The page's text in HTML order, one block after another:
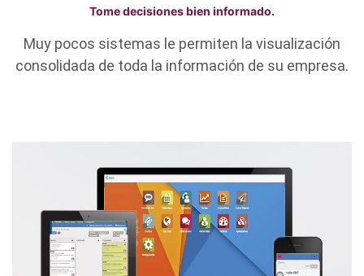
Tome decisiones bien informado.
Muy pocos sistemas le permiten la visualización
consolidada de toda la información de su empresa.